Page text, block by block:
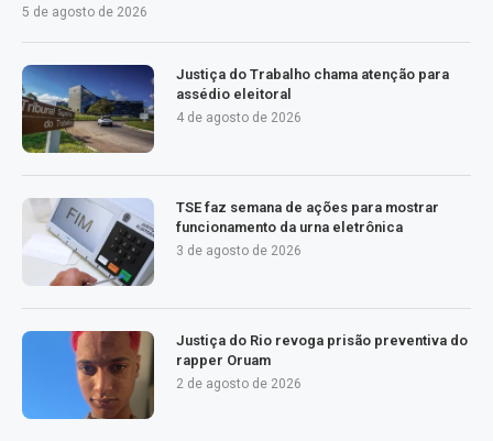
5 de agosto de 2026
Justiça do Trabalho chama atenção para
assédio eleitoral
4 de agosto de 2026
TSE faz semana de ações para mostrar
funcionamento da urna eletrônica
3 de agosto de 2026
Justiça do Rio revoga prisão preventiva do
rapper Oruam
2 de agosto de 2026